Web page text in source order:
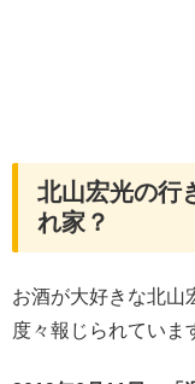
北山宏光の行
れ家？
お酒が大好きな北山
度々報じられていま